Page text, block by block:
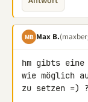
MB Max B.
hm gibts
wie möglich
zu setzen =) ?